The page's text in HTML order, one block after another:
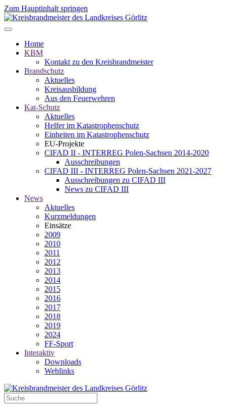
Zum Hauptinhalt springen
Home
KBM
Kontakt zu den Kreisbrandmeister
Brandschutz
Aktuelles
Kreisausbildung
Aus den Feuerwehren
Kat-Schutz
Aktuelles
Helfer im Katastrophenschutz
Einheiten im Katastrophenschutz
EU-Projekte
CIFAD II - INTERREG Polen-Sachsen 2014-2020
Ausschreibungen
CIFAD III - INTERREG Polen-Sachsen 2021-2027
Ausschreibungen zu CIFAD III
News zu CIFAD III
News
Aktuelles
Kurzmeldungen
Einsätze
2009
2010
2011
2012
2013
2014
2015
2016
2017
2018
2019
2024
FF-Sport
Interaktiv
Downloads
Weblinks